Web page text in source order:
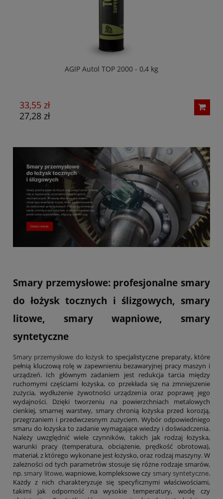
AGIP Autol TOP 2000 - 0,4 kg
33,55 zł
27,28 zł
Smary przemysłowe: profesjonalne smary
do łożysk tocznych i ślizgowych, smary
litowe, smary wapniowe, smary
syntetyczne
Smary przemysłowe do łożysk to specjalistyczne preparaty, które
pełnią kluczową rolę w zapewnieniu bezawaryjnej pracy maszyn i
urządzeń. Ich głównym zadaniem jest redukcja tarcia między
ruchomymi częściami łożyska, co przekłada się na zmniejszenie
zużycia, wydłużenie żywotności urządzenia oraz poprawę jego
wydajności. Dzięki tworzeniu na powierzchniach metalowych
cienkiej, smarnej warstwy, smary chronią łożyska przed korozją,
przegrzaniem i przedwczesnym zużyciem. Wybór odpowiedniego
smaru do łożyska to zadanie wymagające wiedzy i doświadczenia.
Należy uwzględnić wiele czynników, takich jak rodzaj łożyska,
warunki pracy (temperatura, obciążenie, prędkość obrotowa),
materiał, z którego wykonane jest łożysko, oraz rodzaj maszyny. W
zależności od tych parametrów stosuje się różne rodzaje smarów,
np.smary litowe, wapniowe, kompleksowe czy smary syntetyczne.
Każdy z nich charakteryzuje się specyficznymi właściwościami,
takimi jak odporność na wysokie temperatury, wodę czy